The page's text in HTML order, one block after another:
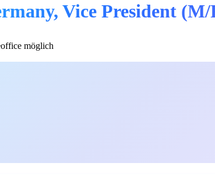
Vice President
möglich